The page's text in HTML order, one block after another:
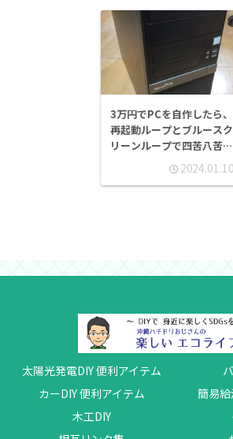
3万円でPCを自作したら、
再起動ループとブルースク
リーンループで四苦八苦し
た ⇒ 無事完成！2024.01.10
太陽光発電DIY 便利アイテム
カーDIY 便利アイテム
簡易給
木工DIY